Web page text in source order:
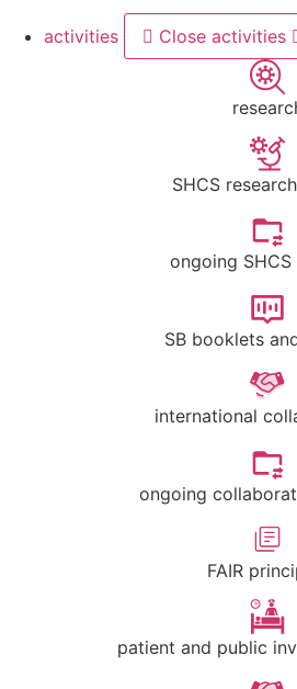
activities Close activities
SHCS
ongoing
SB booklets
international
ongoing
FAIR
patient and public